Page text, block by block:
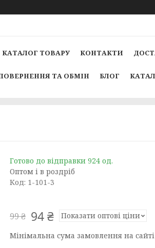
КАТАЛОГ ТОВАРУ КОНТАКТИ
ТА ОБМІН БЛОГ
Готово до відправки 924 од.
Оптом і в роздріб
Код: 1-101-3
99 ₴ 94 ₴ Показати оптові ціни
Мінімальна сума замовлення на